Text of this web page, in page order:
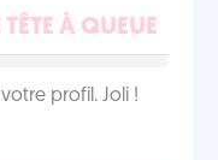
TÊTE À QUEUE
profil. Joli !